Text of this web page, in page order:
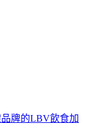
牌的LBV飲食加